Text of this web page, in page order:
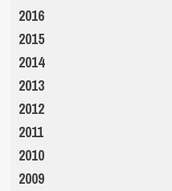
2016
2015
2014
2013
2012
2011
2010
2009